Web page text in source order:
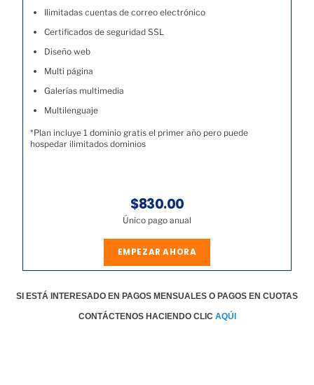
Ilimitadas cuentas de correo electrónico
Certificados de seguridad SSL
Diseño web
Multi página
Galerías multimedia
Multilenguaje
*Plan incluye 1 dominio gratis el primer año pero puede
hospedar ilimitados dominios
$830.00
Único pago anual
EMPEZAR AHORA
SI ESTÁ INTERESADO EN PAGOS MENSUALES O PAGOS EN CUOTAS
CONTÁCTENOS HACIENDO CLIC AQÚI